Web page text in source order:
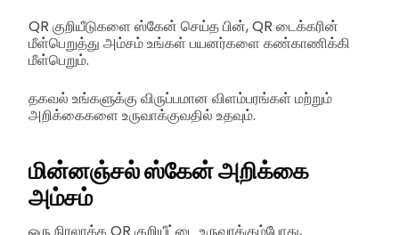
QR குறியீடுகளை ஸ்கேன் செய்த பின், QR டைக்கரின்
மீள்பெறுத்து அம்சம் உங்கள் பயனர்களை கண்காணிக்கி
மீள்பெறும்.
தகவல் உங்களுக்கு விருப்பமான விளம்பரங்கள் மற்றும்
அறிக்கைகளை உருவாக்குவதில் உதவும்.
மின்னஞ்சல் ஸ்கேன் அறிக்கை
அம்சம்